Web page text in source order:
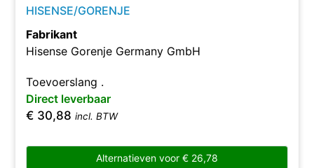
HISENSE/GORENJE
Fabrikant
Hisense Gorenje Germany GmbH
Toevoerslang .
Direct leverbaar
€ 30,88 incl. BTW
Alternatieven voor € 26,78